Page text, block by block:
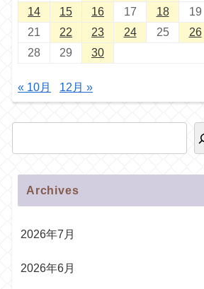
14
15 16 17 18 19
21
22 23 24 25 26
28
29 30
« 10月 12月 »
Archives
2026年7月
2026年6月